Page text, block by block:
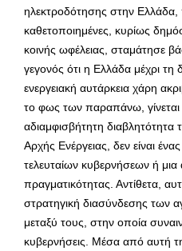
ηλεκτροδότησης στην Ελλάδα,
καθετοποιημένες, κυρίως
κοινής ωφέλειας, σταμάτησε
γεγονός ότι η Ελλάδα μέχρι τη
ενεργειακή αυτάρκεια χάρη
το φως των παραπάνω,
αδιαμφισβήτητη διαβλητότητα
Αρχής Ενέργειας, δεν είναι
τελευταίων κυβερνήσεων ή μια
πραγματικότητας. Αντίθετα,
στρατηγική διασύνδεσης των
μεταξύ τους, στην οποία
κυβερνήσεις. Μέσα από αυτή